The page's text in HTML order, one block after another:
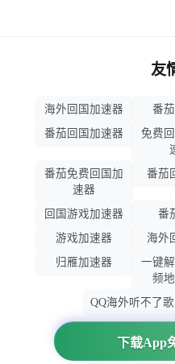
下载App
友
海外回国加速器 番
番茄回国加速器
免费
番茄免费回国加
速器
番茄
回国游戏加速器
番
游戏加速器
海外
归雁加速器
一键
频
QQ海外听不了歌